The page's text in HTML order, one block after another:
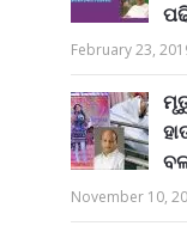
February 23,
November 10,